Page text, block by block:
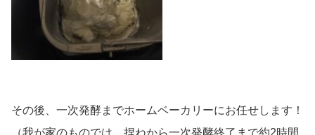
その後、一次発酵までホームベーカリーにお任せします！
（我が家のものでは、捏ねから一次発酵終了まで約2時間